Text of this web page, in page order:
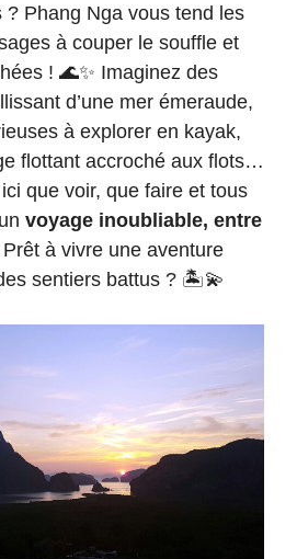
? Phang Nga vous tend les
à couper le souffle et
! 🌊✨ Imaginez des
d’une mer émeraude,
à explorer en kayak,
flottant accroché aux flots…
que voir, que faire et tous
voyage inoubliable, entre
Prêt à vivre une aventure
sentiers battus ? 🏝️💫